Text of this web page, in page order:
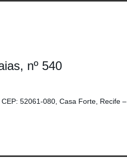
nº 540
52061-080, Casa Forte, Recife –